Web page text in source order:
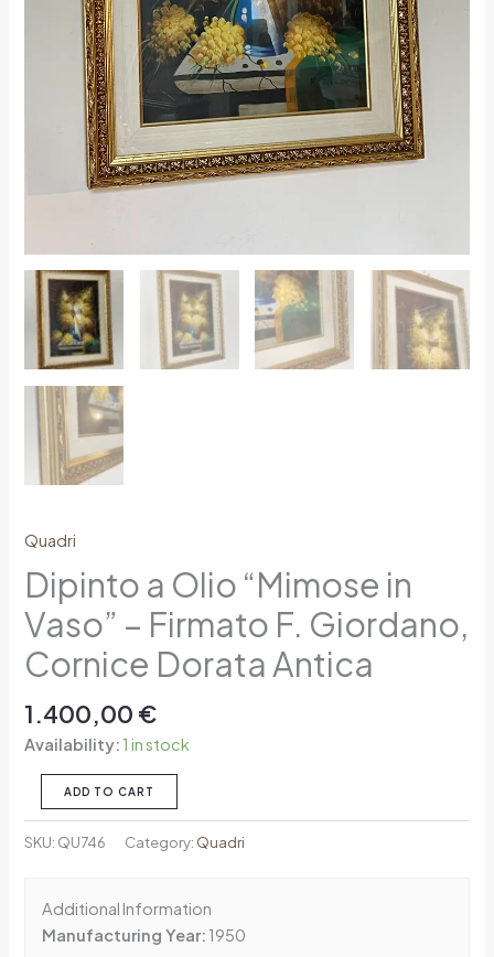
Quadri
Dipinto a Olio “Mimose in
Vaso” – Firmato F. Giordano,
Cornice Dorata Antica
1.400,00 €
Availability:1 in stock
quantity
ADD TO CART
SKU: QU746 Category: Quadri
Additional Information
Manufacturing Year:1950